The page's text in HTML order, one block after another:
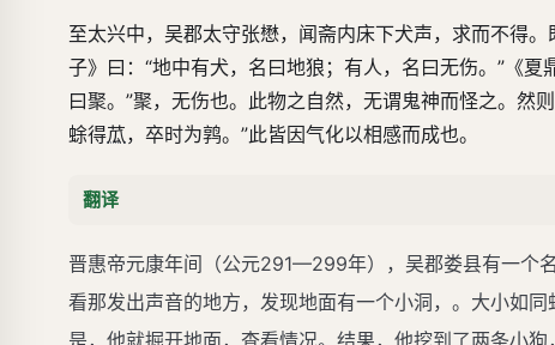
至太兴中，吴郡太守张懋，闻斋内床下犬声，求而不得
子》曰：“地中有犬，名曰地狼；有人，名曰无伤。”《
曰聚。”聚，无伤也。此物之自然，无谓鬼神而怪之。然
蜍得苽，卒时为鹑。”此皆因气化以相感而成也。
翻译
晋惠帝元康年间（公元291—299年），吴郡娄县有一个
看那发出声音的地方，发现地面有一个小洞，。大小如